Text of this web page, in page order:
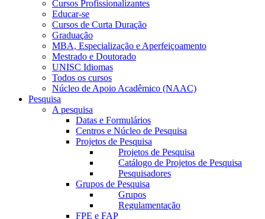
Cursos Profissionalizantes
Educar-se
Cursos de Curta Duração
Graduação
MBA, Especialização e Aperfeiçoamento
Mestrado e Doutorado
UNISC Idiomas
Todos os cursos
Núcleo de Apoio Acadêmico (NAAC)
Pesquisa
A pesquisa
Datas e Formulários
Centros e Núcleo de Pesquisa
Projetos de Pesquisa
Projetos de Pesquisa
Catálogo de Projetos de Pesquisa
Pesquisadores
Grupos de Pesquisa
Grupos
Regulamentação
FPE e FAP